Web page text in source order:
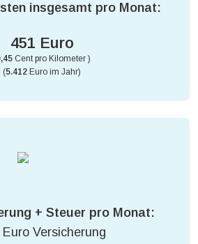
insgesamt pro Monat:
451 Euro
Cent pro Kilometer )
(5.412 Euro im Jahr)
+ Steuer pro Monat:
Euro Versicherung